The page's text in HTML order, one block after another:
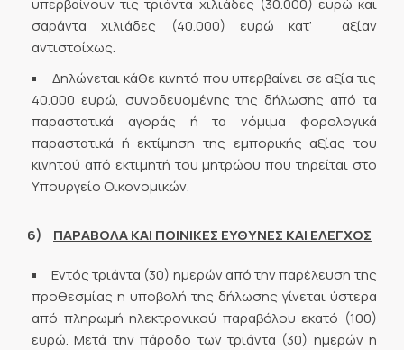
σαράντα χιλιάδες (40.000) ευρώ κατ’ αξίαν
αντιστοίχως.
Δηλώνεται κάθε κινητό που υπερβαίνει σε αξία τις
40.000 ευρώ, συνοδευομένης της δήλωσης από τα
παραστατικά αγοράς ή τα νόμιμα φορολογικά
παραστατικά ή εκτίμηση της εμπορικής αξίας του
κινητού από εκτιμητή του μητρώου που τηρείται στο
Υπουργείο Οικονομικών.
6) ΠΑΡΑΒΟΛΑ ΚΑΙ ΠΟΙΝΙΚΕΣ ΕΥΘΥΝΕΣ ΚΑΙ ΕΛΕΓΧΟΣ
Εντός τριάντα (30) ημερών από την παρέλευση της
προθεσμίας η υποβολή της δήλωσης γίνεται ύστερα
από πληρωμή ηλεκτρονικού παραβόλου εκατό (100)
ευρώ. Μετά την πάροδο των τριάντα (30) ημερών η